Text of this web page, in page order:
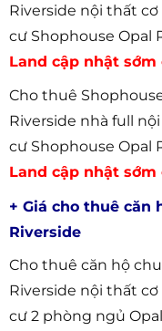
Riverside nội thất
cư Shophouse Opal
Land cập nhật sớm
Cho thuê
Riverside nhà full
cư Shophouse Opal
Land cập nhật sớm
+ Giá cho thuê căn
Riverside
Cho thuê căn hộ
Riverside nội thất
cư 2 phòng ngủ